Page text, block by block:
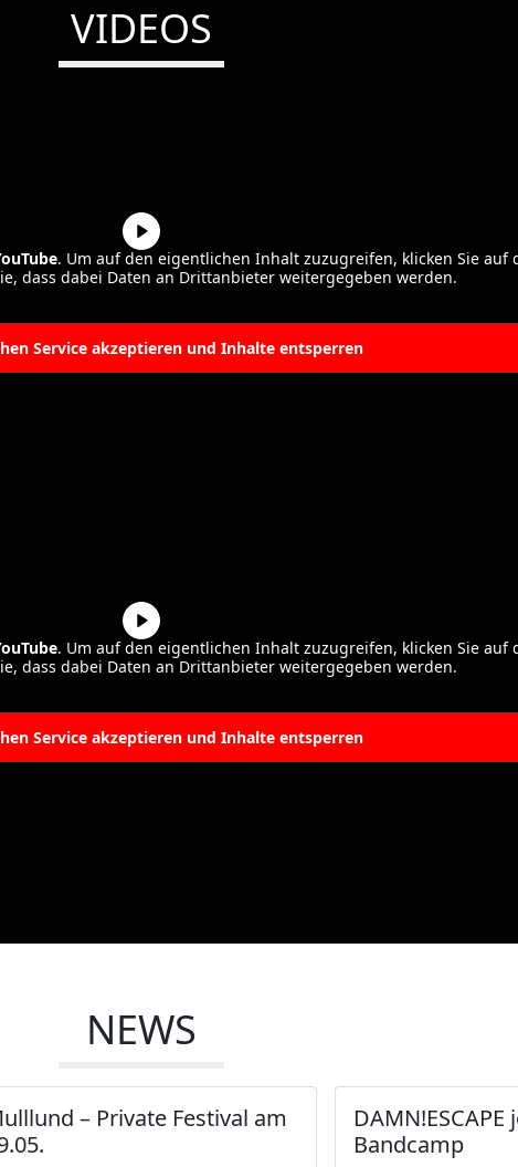
VIDEOS
. Um auf den eigentlichen Inhalt zuzugreifen, klicken Sie auf
dass dabei Daten an Drittanbieter weitergegeben werden.
Service akzeptieren und Inhalte entsperren
. Um auf den eigentlichen Inhalt zuzugreifen, klicken Sie auf
dass dabei Daten an Drittanbieter weitergegeben werden.
Service akzeptieren und Inhalte entsperren
NEWS
– Private Festival am
Bandcamp